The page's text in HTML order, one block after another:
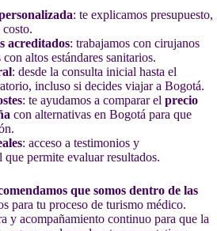
: te explicamos presupuesto,
acreditados: trabajamos con cirujanos
altos estándares sanitarios.
: desde la consulta inicial hasta el
incluso si decides viajar a Bogotá.
: te ayudamos a comparar el precio
con alternativas en Bogotá para que
: acceso a testimonios y
permite evaluar resultados.
que somos dentro de las
para tu proceso de turismo médico.
y acompañamiento continuo para que la